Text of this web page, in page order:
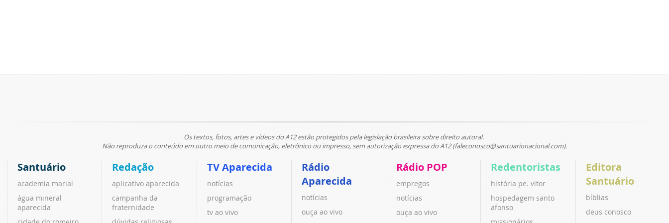
Os textos, fotos, artes e vídeos do A12 estão protegidos pela legislação brasileira sobre direito autoral.
Não reproduza o conteúdo em outro meio de comunicação, eletrônico ou impresso, sem autorização expressa do A12 (faleconosco@santuarionacional.com).
Santuário
academia marial
água mineral
aparecida
Redação
aplicativo aparecida
campanha da
fraternidade
TV Aparecida
notícias
programação
tv ao vivo
Rádio
Aparecida
notícias
ouça ao vivo
Rádio POP
empregos
notícias
ouça ao vivo
Redentoristas
história pe. vitor
hospedagem santo
afonso
Editora
Santuário
bíblias
deus conosco